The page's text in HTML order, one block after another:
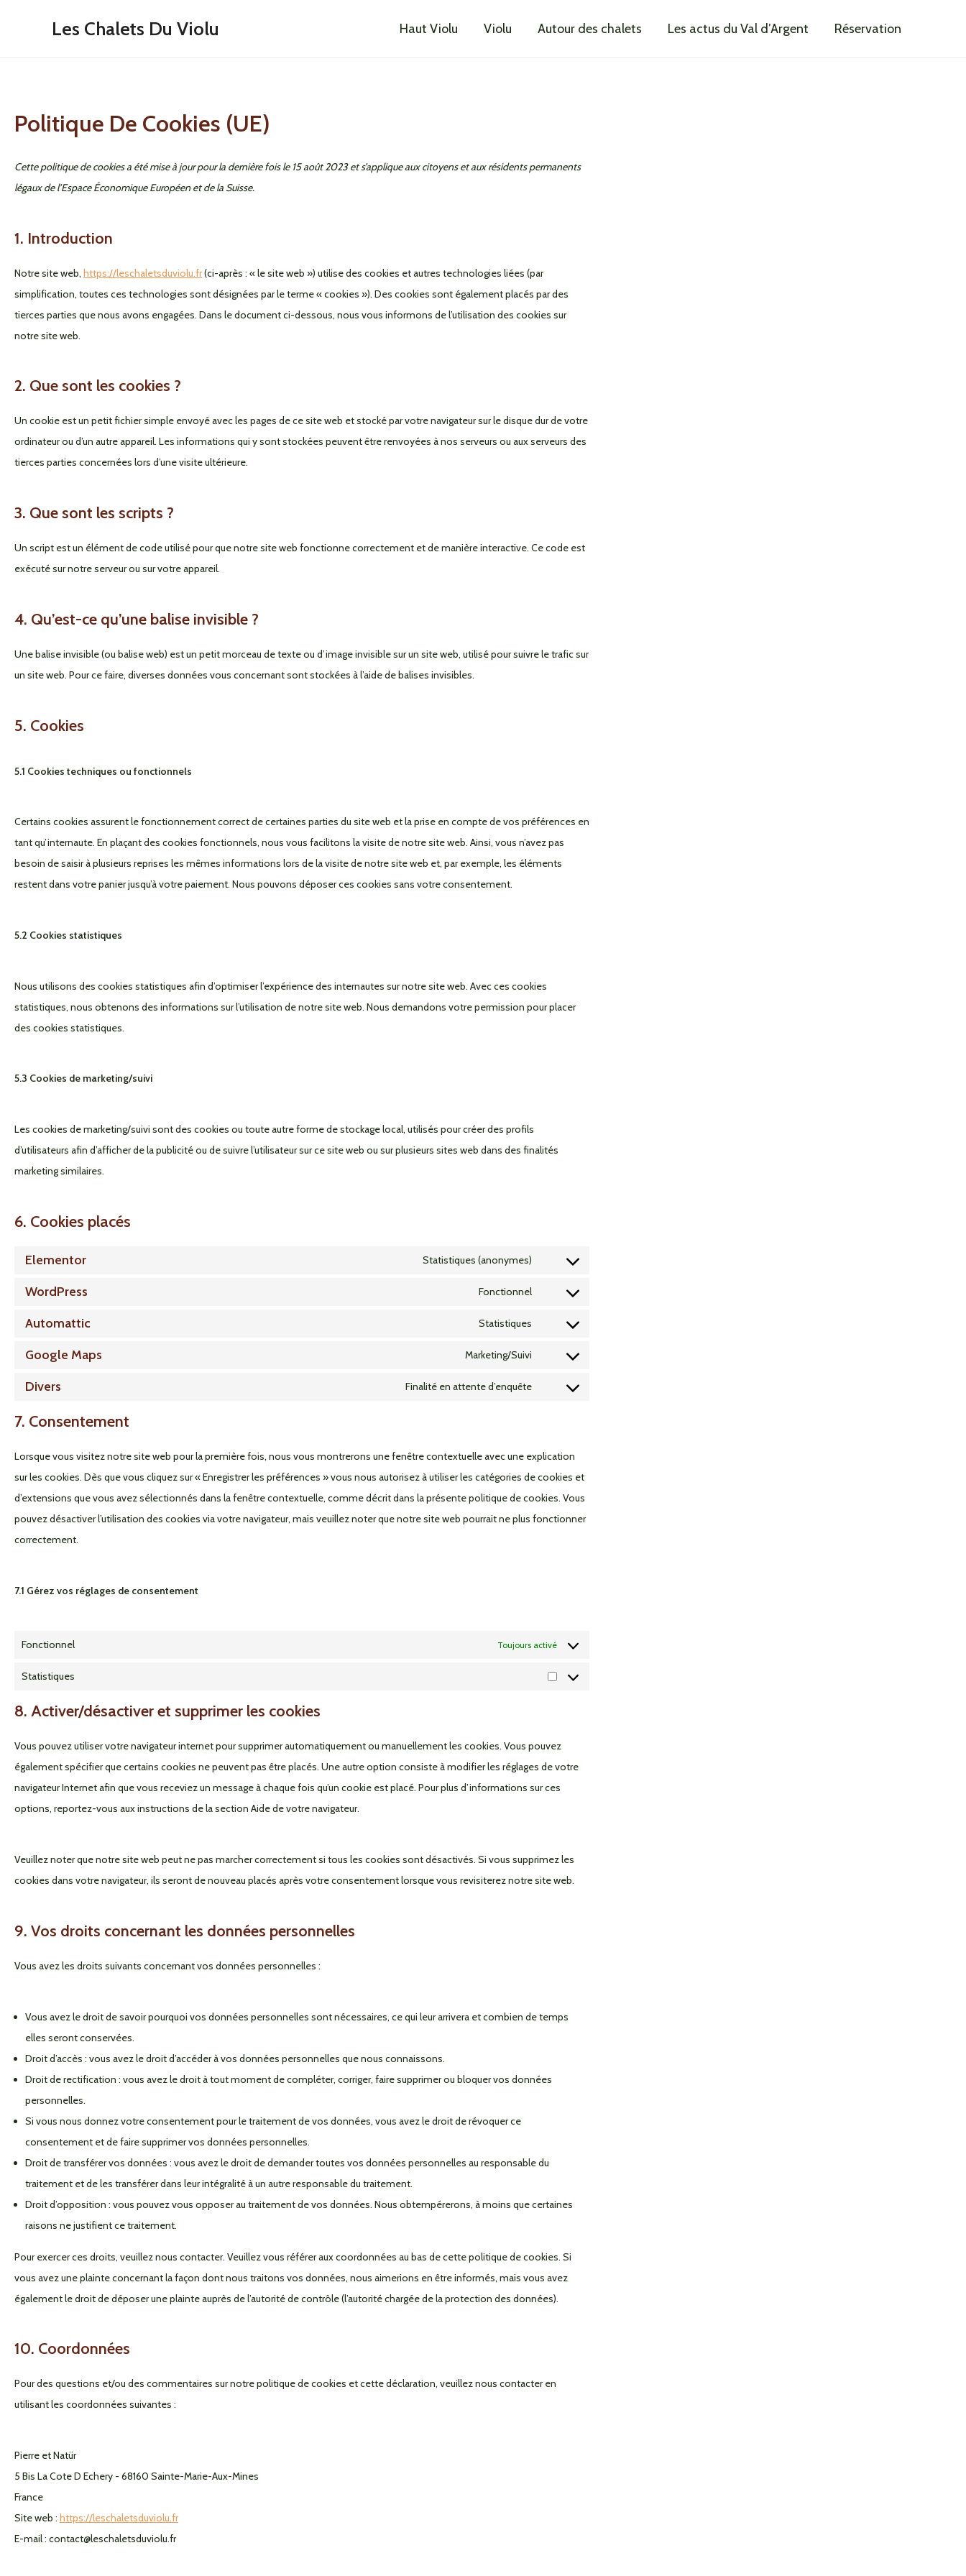
Les Chalets Du Violu Haut Violu Violu Autour des chalets Les actus du Val d’Argent Réservation
Politique De Cookies (UE)
Cette politique de cookies a été mise à jour pour la dernière fois le 15 août 2023 et s’applique aux citoyens et aux résidents permanents
légaux de l’Espace Économique Européen et de la Suisse.
1. Introduction
Notre site web, https://leschaletsduviolu.fr(ci-après : « le site web ») utilise des cookies et autres technologies liées (par
simplification, toutes ces technologies sont désignées par le terme « cookies »). Des cookies sont également placés par des
tierces parties que nous avons engagées. Dans le document ci-dessous, nous vous informons de l’utilisation des cookies sur
notre site web.
2. Que sont les cookies ?
Un cookie est un petit fichier simple envoyé avec les pages de ce site web et stocké par votre navigateur sur le disque dur de votre
ordinateur ou d’un autre appareil. Les informations qui y sont stockées peuvent être renvoyées à nos serveurs ou aux serveurs des
tierces parties concernées lors d’une visite ultérieure.
3. Que sont les scripts ?
Un script est un élément de code utilisé pour que notre site web fonctionne correctement et de manière interactive. Ce code est
exécuté sur notre serveur ou sur votre appareil.
4. Qu’est-ce qu’une balise invisible ?
Une balise invisible (ou balise web) est un petit morceau de texte ou d’image invisible sur un site web, utilisé pour suivre le trafic sur
un site web. Pour ce faire, diverses données vous concernant sont stockées à l’aide de balises invisibles.
5. Cookies
5.1 Cookies techniques ou fonctionnels
Certains cookies assurent le fonctionnement correct de certaines parties du site web et la prise en compte de vos préférences en
tant qu’internaute. En plaçant des cookies fonctionnels, nous vous facilitons la visite de notre site web. Ainsi, vous n’avez pas
besoin de saisir à plusieurs reprises les mêmes informations lors de la visite de notre site web et, par exemple, les éléments
restent dans votre panier jusqu’à votre paiement. Nous pouvons déposer ces cookies sans votre consentement.
5.2 Cookies statistiques
Nous utilisons des cookies statistiques afin d’optimiser l’expérience des internautes sur notre site web. Avec ces cookies
statistiques, nous obtenons des informations sur l’utilisation de notre site web. Nous demandons votre permission pour placer
des cookies statistiques.
5.3 Cookies de marketing/suivi
Les cookies de marketing/suivi sont des cookies ou toute autre forme de stockage local, utilisés pour créer des profils
d’utilisateurs afin d’afficher de la publicité ou de suivre l’utilisateur sur ce site web ou sur plusieurs sites web dans des finalités
marketing similaires.
6. Cookies placés
Elementor Statistiques (anonymes)
to
WordPress Fonctionnel
to
Automattic Statistiques
to
Google Maps Marketing/Suivi
to
Divers Finalité en attente d’enquête
to
7. Consentement
Lorsque vous visitez notre site web pour la première fois, nous vous montrerons une fenêtre contextuelle avec une explication
sur les cookies. Dès que vous cliquez sur « Enregistrer les préférences » vous nous autorisez à utiliser les catégories de cookies et
d’extensions que vous avez sélectionnés dans la fenêtre contextuelle, comme décrit dans la présente politique de cookies. Vous
pouvez désactiver l’utilisation des cookies via votre navigateur, mais veuillez noter que notre site web pourrait ne plus fonctionner
correctement.
7.1 Gérez vos réglages de consentement
Fonctionnel Toujours activé
Statistiques
8. Activer/désactiver et supprimer les cookies
Vous pouvez utiliser votre navigateur internet pour supprimer automatiquement ou manuellement les cookies. Vous pouvez
également spécifier que certains cookies ne peuvent pas être placés. Une autre option consiste à modifier les réglages de votre
navigateur Internet afin que vous receviez un message à chaque fois qu’un cookie est placé. Pour plus d’informations sur ces
options, reportez-vous aux instructions de la section Aide de votre navigateur.
Veuillez noter que notre site web peut ne pas marcher correctement si tous les cookies sont désactivés. Si vous supprimez les
cookies dans votre navigateur, ils seront de nouveau placés après votre consentement lorsque vous revisiterez notre site web.
9. Vos droits concernant les données personnelles
Vous avez les droits suivants concernant vos données personnelles :
Vous avez le droit de savoir pourquoi vos données personnelles sont nécessaires, ce qui leur arrivera et combien de temps
elles seront conservées.
Droit d’accès : vous avez le droit d’accéder à vos données personnelles que nous connaissons.
Droit de rectification : vous avez le droit à tout moment de compléter, corriger, faire supprimer ou bloquer vos données
personnelles.
Si vous nous donnez votre consentement pour le traitement de vos données, vous avez le droit de révoquer ce
consentement et de faire supprimer vos données personnelles.
Droit de transférer vos données : vous avez le droit de demander toutes vos données personnelles au responsable du
traitement et de les transférer dans leur intégralité à un autre responsable du traitement.
Droit d’opposition : vous pouvez vous opposer au traitement de vos données. Nous obtempérerons, à moins que certaines
raisons ne justifient ce traitement.
Pour exercer ces droits, veuillez nous contacter. Veuillez vous référer aux coordonnées au bas de cette politique de cookies. Si
vous avez une plainte concernant la façon dont nous traitons vos données, nous aimerions en être informés, mais vous avez
également le droit de déposer une plainte auprès de l’autorité de contrôle (l’autorité chargée de la protection des données).
10. Coordonnées
Pour des questions et/ou des commentaires sur notre politique de cookies et cette déclaration, veuillez nous contacter en
utilisant les coordonnées suivantes :
Pierre et Natür
5 Bis La Cote D Echery - 68160 Sainte-Marie-Aux-Mines
France
Site web : https://leschaletsduviolu.fr
E-mail : contact@leschaletsduviolu.fr